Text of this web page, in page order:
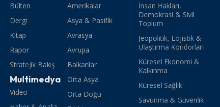
Bülten
Dergi
Kitap
Rapor
Stratejik Bakış
Multimedya
Video
Amerikalar
Asya & Pasifik
Avrasya
Avrupa
Balkanlar
Orta Asya
Orta Doğu
İnsan Hakları,
Demokrasi & Sivil
Toplum
Jeopolitik, Lojistik &
Ulaştırma Koridorları
Küresel Ekonomi &
Kalkınma
Küresel Sağlık
Savunma & Güvenlik